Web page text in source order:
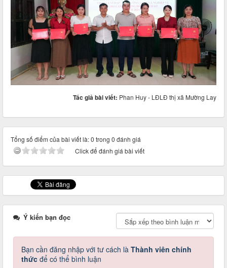
Tác giả bài viết: Phan Huy - LĐLĐ thị xã Mường Lay
Tổng số điểm của bài viết là: 0 trong 0 đánh giá
Click để đánh giá bài viết
Ý kiến bạn đọc
Bạn cần đăng nhập với tư cách là Thành viên chính
thức để có thể bình luận